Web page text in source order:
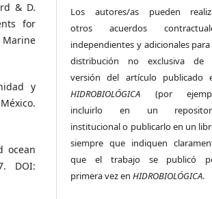
& D.
for
y
ocean
DOI:
Los autores/as pueden
otros acuerdos
independientes y adicionales para
distribución no exclusiva de
versión del artículo publicado
HIDROBIOLÓGICA (por
incluirlo en un
institucional o publicarlo en un
siempre que indiquen
que el trabajo se publicó
primera vez enHIDROBIOLÓGICA.